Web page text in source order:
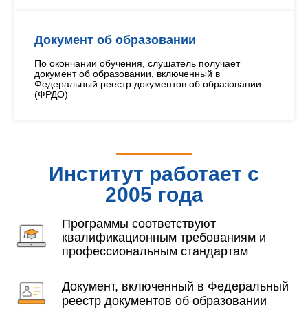
Документ об образовании
По окончании обучения, слушатель получает
документ об образовании, включенный в
Федеральный реестр документов об образовании
(ФРДО)
Институт работает с
2005 года
Программы соответствуют
квалификационным требованиям и
профессиональным стандартам
Документ, включенный в Федеральный
реестр документов об образовании